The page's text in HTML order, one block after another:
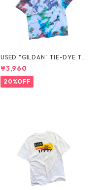
USED "GILDAN" TIE-DYE TE
E
¥3,960
20%OFF